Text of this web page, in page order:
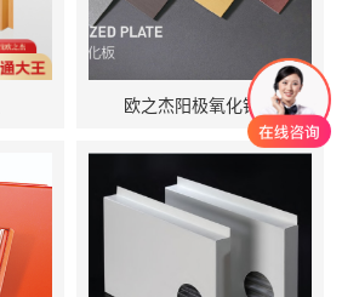
欧之杰阳极氧化铝板